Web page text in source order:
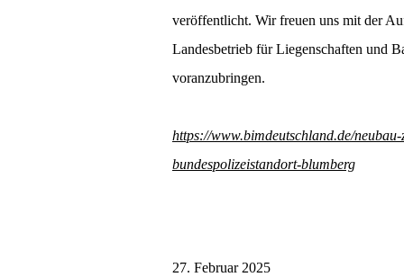
veröffentlicht. Wir freuen uns mit der
Landesbetrieb für Liegenschaften und
voranzubringen.
https://www.bimdeutschland.de/
bundespolizeistandort-blumberg
27. Februar 2025